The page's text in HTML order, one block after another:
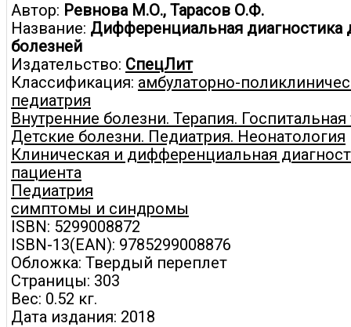
Автор: Ревнова М.О., Тарасов О.Ф.
Название: Дифференциальная диагностика
болезней
Издательство: СпецЛит
Классификация: амбулаторно-
педиатрия
Внутренние болезни. Терапия. Госпитальная
Детские болезни. Педиатрия. Неонатология
Клиническая и дифференциальная
пациента
Педиатрия
симптомы и синдромы
ISBN: 5299008872
ISBN-13(EAN): 9785299008876
Обложка: Твердый переплет
Страницы: 303
Вес: 0.52 кг.
Дата издания: 2018